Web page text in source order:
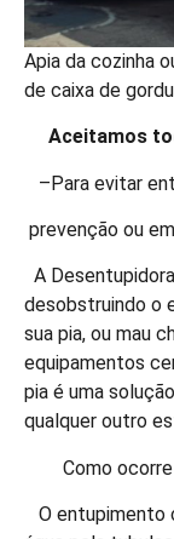
Apia da cozinha
de caixa de
Aceitamos
–Para evitar
prevenção ou
A
desobstruindo o
sua pia, ou mau
equipamentos
pia é uma
qualquer outro
Como ocorre o
O entupimento